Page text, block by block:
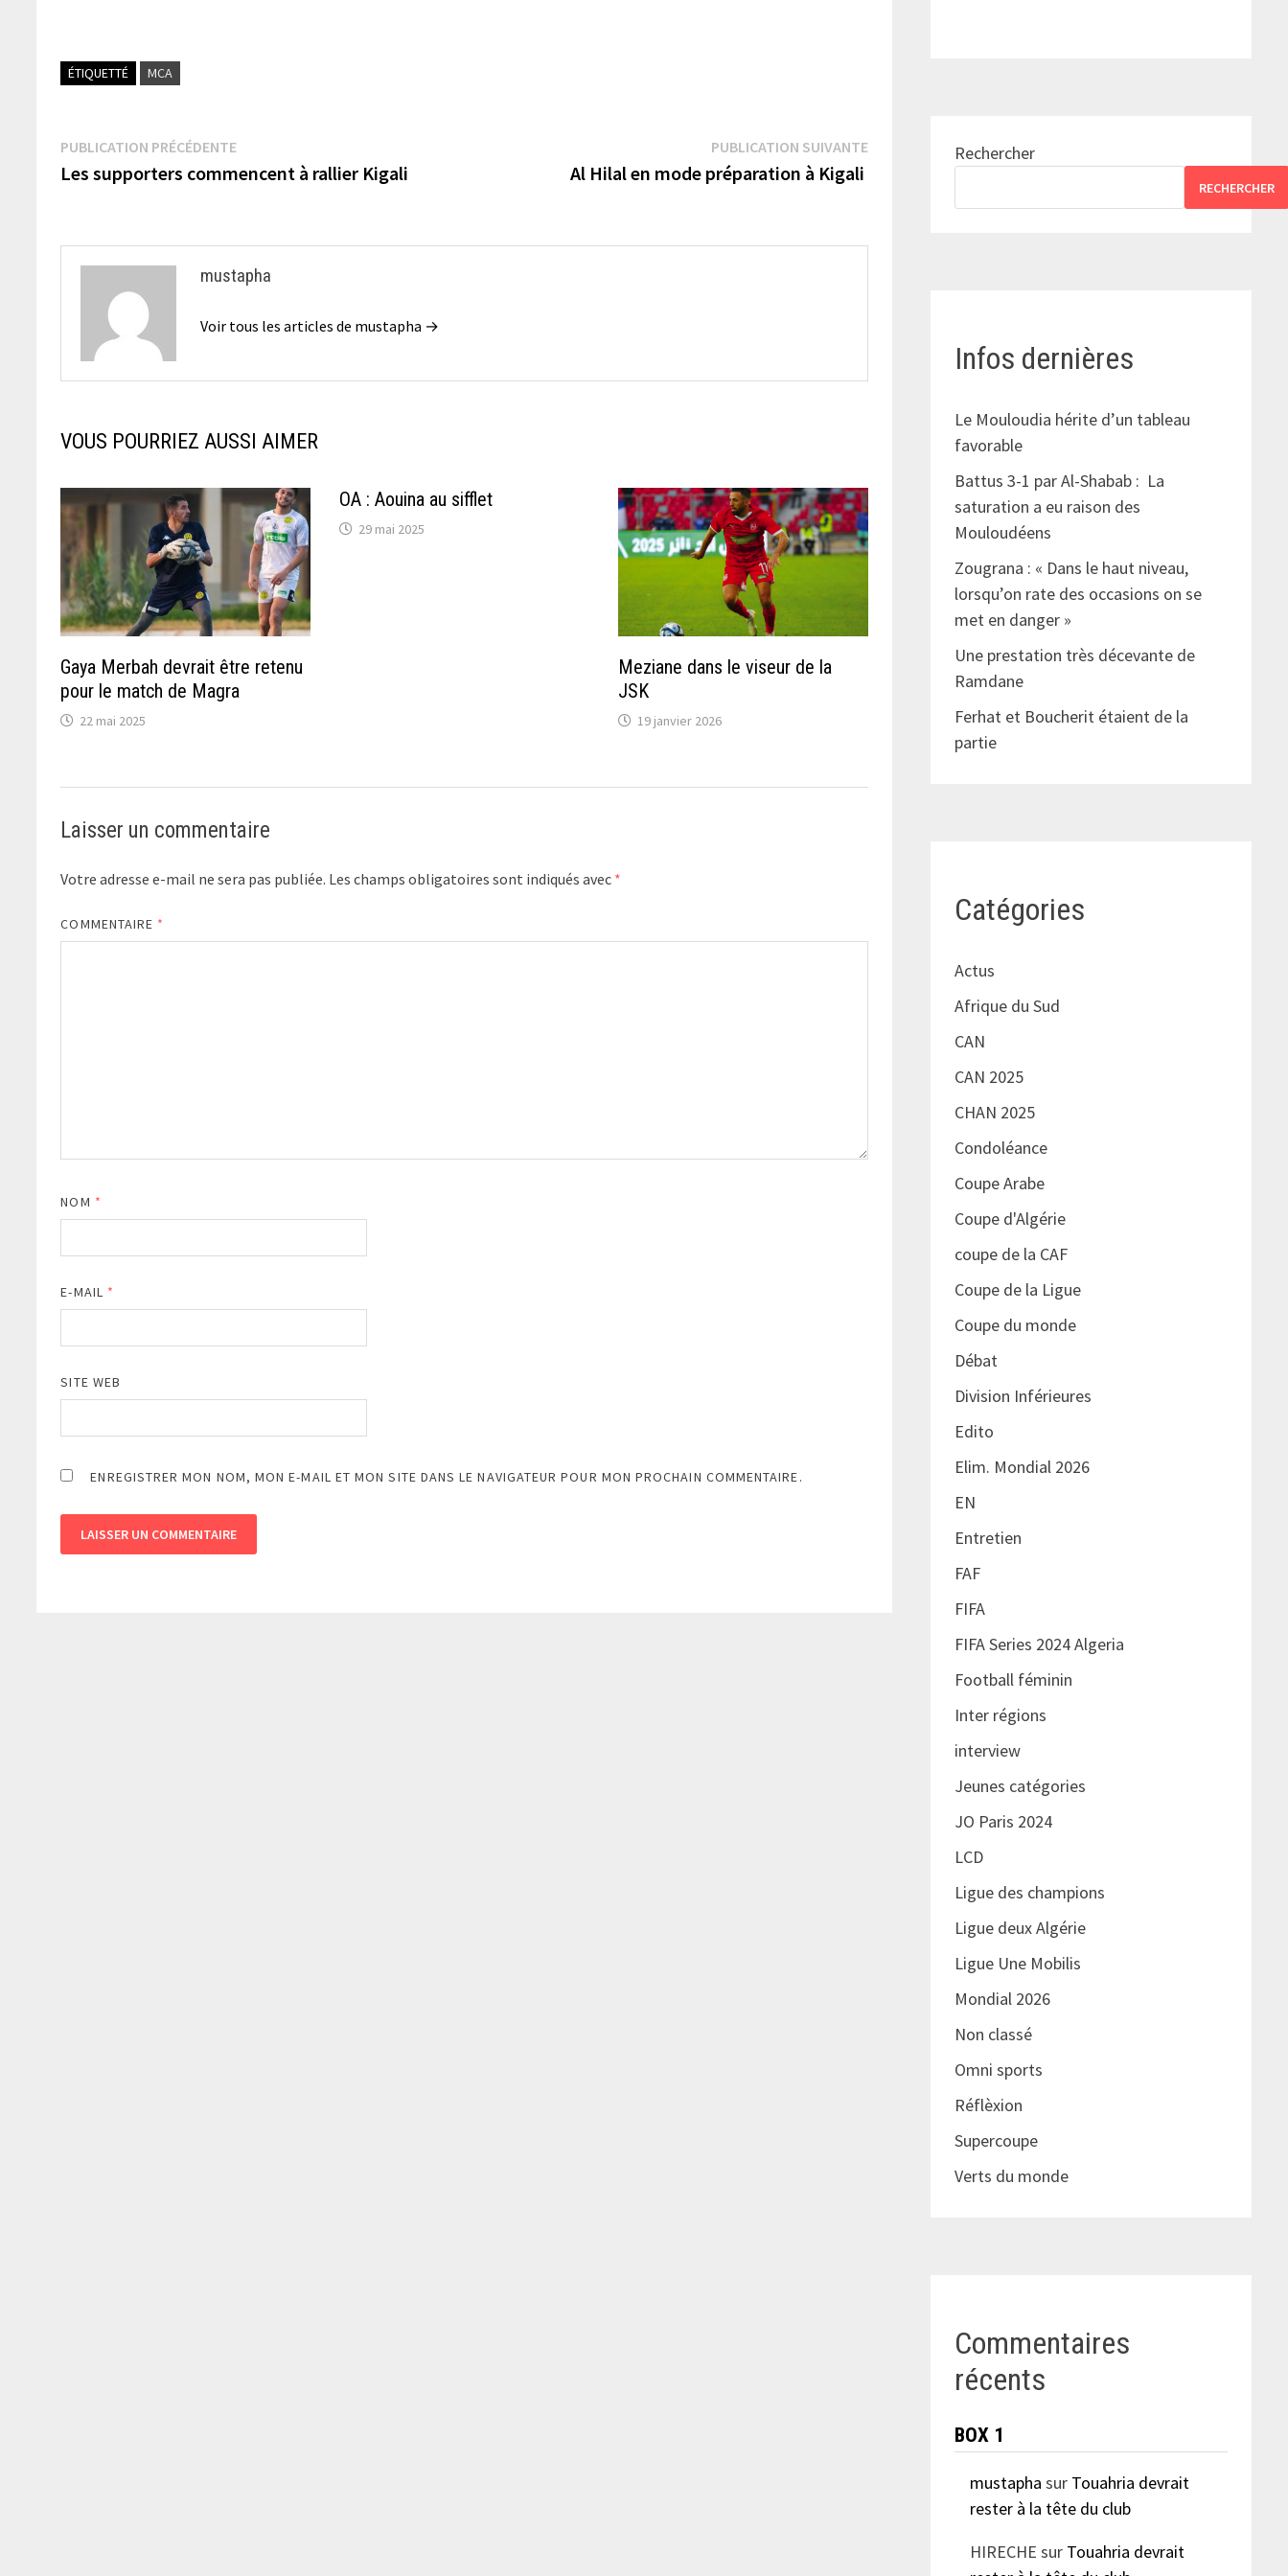
ÉTIQUETTÉ MCA
Navigation
de
PUBLICATION PRÉCÉDENTEPublication
précédente :
Les supporters commencent à rallier Kigali
PUBLICATION SUIVANTEPublication
Al Hilal en mode préparation à Kigali
mustapha
Voir tous les articles de mustapha →
VOUS POURRIEZ AUSSI AIMER
Gaya Merbah devrait être retenu
pour le match de Magra
22 mai 2025
OA : Aouina au sifflet
29 mai 2025
Meziane dans le viseur de la
JSK
19 janvier 2026
Laisser un commentaire
Votre adresse e-mail ne sera pas publiée. Les champs obligatoires sont indiqués avec *
COMMENTAIRE *
NOM *
E-MAIL *
SITE WEB
ENREGISTRER MON NOM, MON E-MAIL ET MON SITE DANS LE NAVIGATEUR POUR MON PROCHAIN COMMENTAIRE.
Rechercher
RECHERCHER
Infos dernières
Le Mouloudia hérite d’un tableau
favorable
Battus 3-1 par Al-Shabab : La
saturation a eu raison des
Mouloudéens
Zougrana : « Dans le haut niveau,
lorsqu’on rate des occasions on se
met en danger »
Une prestation très décevante de
Ramdane
Ferhat et Boucherit étaient de la
partie
Catégories
Actus
Afrique du Sud
CAN
CAN 2025
CHAN 2025
Condoléance
Coupe Arabe
Coupe d'Algérie
coupe de la CAF
Coupe de la Ligue
Coupe du monde
Débat
Division Inférieures
Edito
Elim. Mondial 2026
EN
Entretien
FAF
FIFA
FIFA Series 2024 Algeria
Football féminin
Inter régions
interview
Jeunes catégories
JO Paris 2024
LCD
Ligue des champions
Ligue deux Algérie
Ligue Une Mobilis
Mondial 2026
Non classé
Omni sports
Réflèxion
Supercoupe
Verts du monde
Commentaires
récents
BOX 1
mustapha sur Touahria devrait
rester à la tête du club
HIRECHE sur Touahria devrait